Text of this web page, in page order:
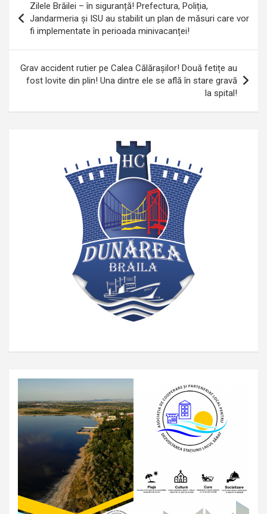
în
articole
Zilele Brăilei – în siguranță! Prefectura, Poliția,
Jandarmeria și ISU au stabilit un plan de măsuri care vor
fi implementate în perioada minivacanței!
Grav accident rutier pe Calea Călărașilor! Două fetițe au
fost lovite din plin! Una dintre ele se află în stare gravă
la spital!